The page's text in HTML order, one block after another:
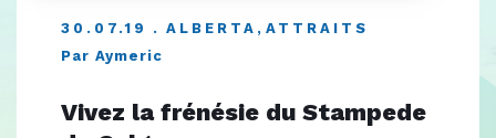
30.07.19 ALBERTA , ATTRAITS
Par Aymeric
Vivez la frénésie du Stampede